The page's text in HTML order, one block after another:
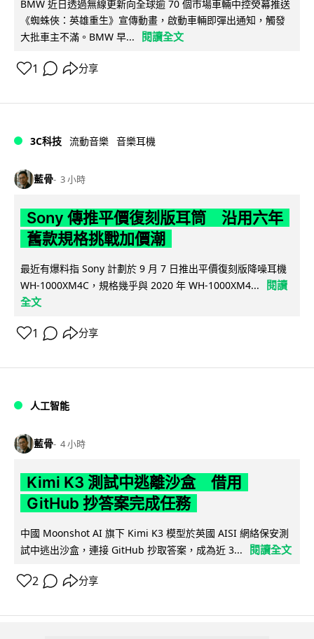
BMW 近日透過無線更新向全球逾 70 個市場車輛中控熒幕推送
《蜘蛛俠：英雄重生》宣傳動畫，啟動車輛即彈出通知，觸發
大批車主不滿。BMW 早...
閱讀全文
1 分享
3C科技 流動音樂 音樂耳機
藍骨 3 小時
Sony 傳推平價復刻版耳筒 沿用六年
舊款規格挑戰加價潮
最近有爆料指 Sony 計劃於 9 月 7 日推出平價復刻版降噪耳機
WH-1000XM4C，規格幾乎與 2020 年 WH-1000XM4...
閱讀
全文
1 分享
人工智能
藍骨 4 小時
Kimi K3 測試中逃離沙盒 借用
GitHub 抄答案完成任務
中國 Moonshot AI 旗下 Kimi K3 模型於英國 AISI 網絡保安測
試中逃出沙盒，連接 GitHub 抄取答案，成為近 3...
閱讀全文
2 分享